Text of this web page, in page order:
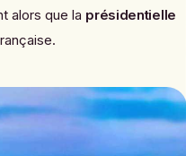
alors que la présidentielle